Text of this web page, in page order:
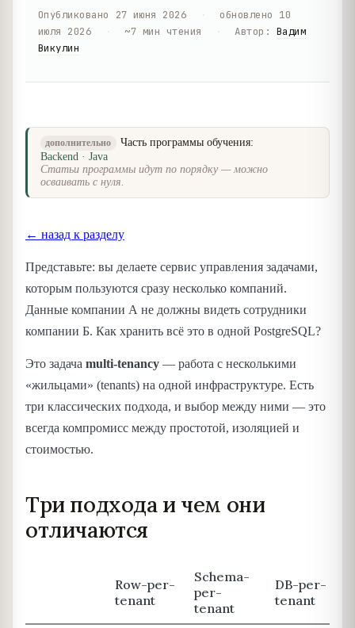
Опубликовано 27 июня 2026 обновлено 10
июля 2026
~7 мин чтения Автор : Вадим
Викулин
дополнительно
Часть программы обучения:
Backend · Java
Статьи программы идут по порядку — можно
осваивать с нуля.
← назад к разделу
Представьте: вы делаете сервис управления задачами,
которым пользуются сразу несколько компаний.
Данные компании А не должны видеть сотрудники
компании Б. Как хранить всё это в одной PostgreSQL?
Это задача multi-tenancy — работа с несколькими
«жильцами» (tenants) на одной инфраструктуре. Есть
три классических подхода, и выбор между ними — это
всегда компромисс между простотой, изоляцией и
стоимостью.
Три подхода и чем они
отличаются
Row-per-
tenant
Schema-
per-
tenant
DB-per-
tenant